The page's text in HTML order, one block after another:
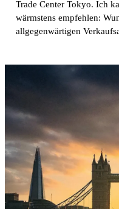
Trade Center Tokyo. Ich
wärmstens empfehlen:
allgegenwärtigen